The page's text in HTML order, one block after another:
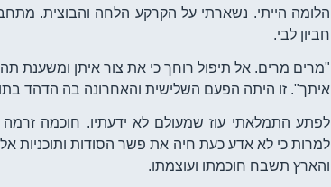
הלומה הייתי. נשארתי על הקרקע הלחה והבוצית.
חביון לבי.
"מרים מרים. אל תיפול רוחך כי את צור איתן ומשענת
איתך". זו היתה הפעם השלישית והאחרונה בה הדהד
לפתע התמלאתי עוז שמעולם לא ידעתיו. חוכמה זרמה
למרות כי לא אדע כעת חיה את פשר הסודות ותוכניות
והארץ תשבח חוכמתו ועוצמתו.